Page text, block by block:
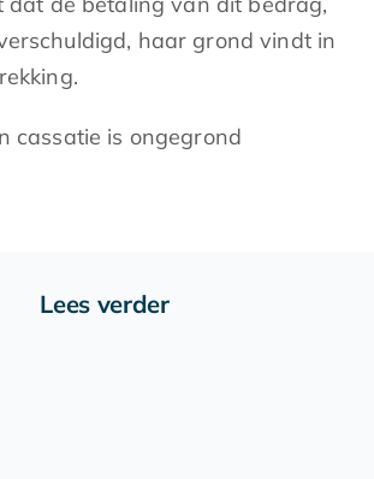
haar grond vindt in
cassatie is ongegrond
Lees verder